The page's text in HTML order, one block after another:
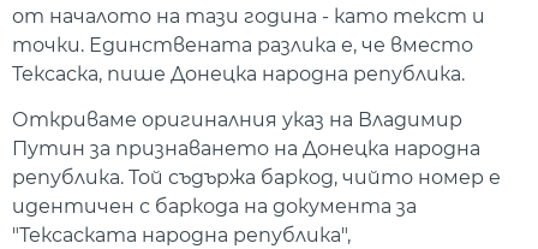
от началото на тази година - като текст и
точки. Единствената разлика е, че вместо
Тексаска, пише Донецка народна република.
Откриваме оригиналния указ на Владимир
Путин за признаването на Донецка народна
република. Той съдържа баркод, чийто номер е
идентичен с баркода на документа за
"Тексаската народна република",